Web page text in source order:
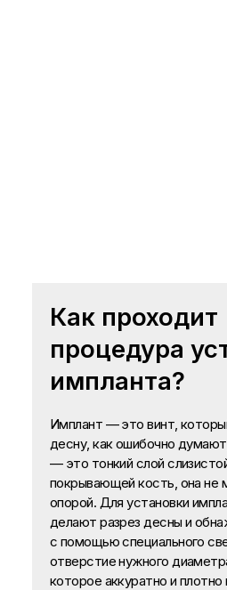
Как проходит
процедура
импланта?
Имплант — это винт,
десну, как ошибочно
— это тонкий слой
покрывающей кость, она не
опорой. Для установки
делают разрез десны и
с помощью специального
отверстие нужного
которое аккуратно и плотно